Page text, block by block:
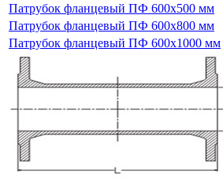
Патрубок фланцевый ПФ 600х500 мм
Патрубок фланцевый ПФ 600х800 мм
Патрубок фланцевый ПФ 600х1000 мм